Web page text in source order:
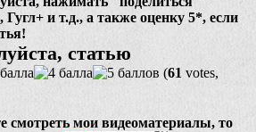
и т.д., а также оценку 5*, если
статью
(61 votes,
смотреть мои видеоматериалы, то